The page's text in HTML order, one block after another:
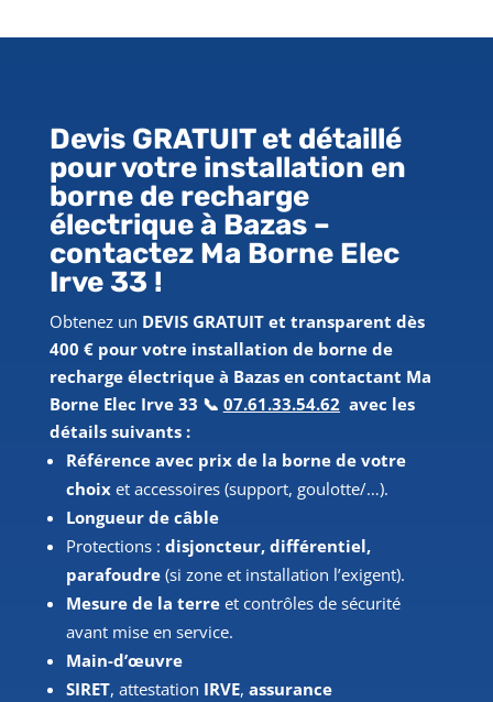
Devis GRATUIT et détaillé
pour votre installation en
borne de recharge
électriqueà Bazas–
contactez Ma Borne Elec
Irve 33 !
Obtenez un DEVIS GRATUIT et transparent dès
400 € pour votre installation de borne de
recharge électrique à Bazas en contactant Ma
Borne Elec Irve 33 📞 07.61.33.54.62 avec les
détails suivants :
Référence avec prix de la borne de votre
choixet accessoires (support, goulotte/…).
Longueur de câble
Protections : disjoncteur, différentiel,
parafoudre(si zone et installation l’exigent).
Mesure de la terreet contrôles de sécurité
avant mise en service.
Main-d’œuvre
SIRET, attestation IRVE, assurance